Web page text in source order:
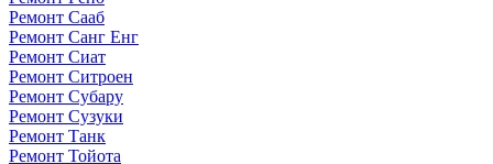
Ремонт Сааб
Ремонт Санг Енг
Ремонт Сиат
Ремонт Ситроен
Ремонт Субару
Ремонт Сузуки
Ремонт Танк
Ремонт Тойота